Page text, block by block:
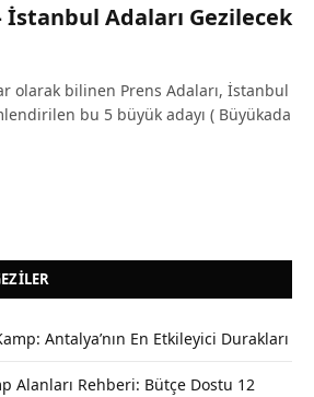
İstanbul Adaları Gezilecek
olarak bilinen Prens Adaları, İstanbul
bu 5 büyük adayı ( Büyükada
Antalya’nın En Etkileyici Durakları
Alanları Rehberi: Bütçe Dostu 12